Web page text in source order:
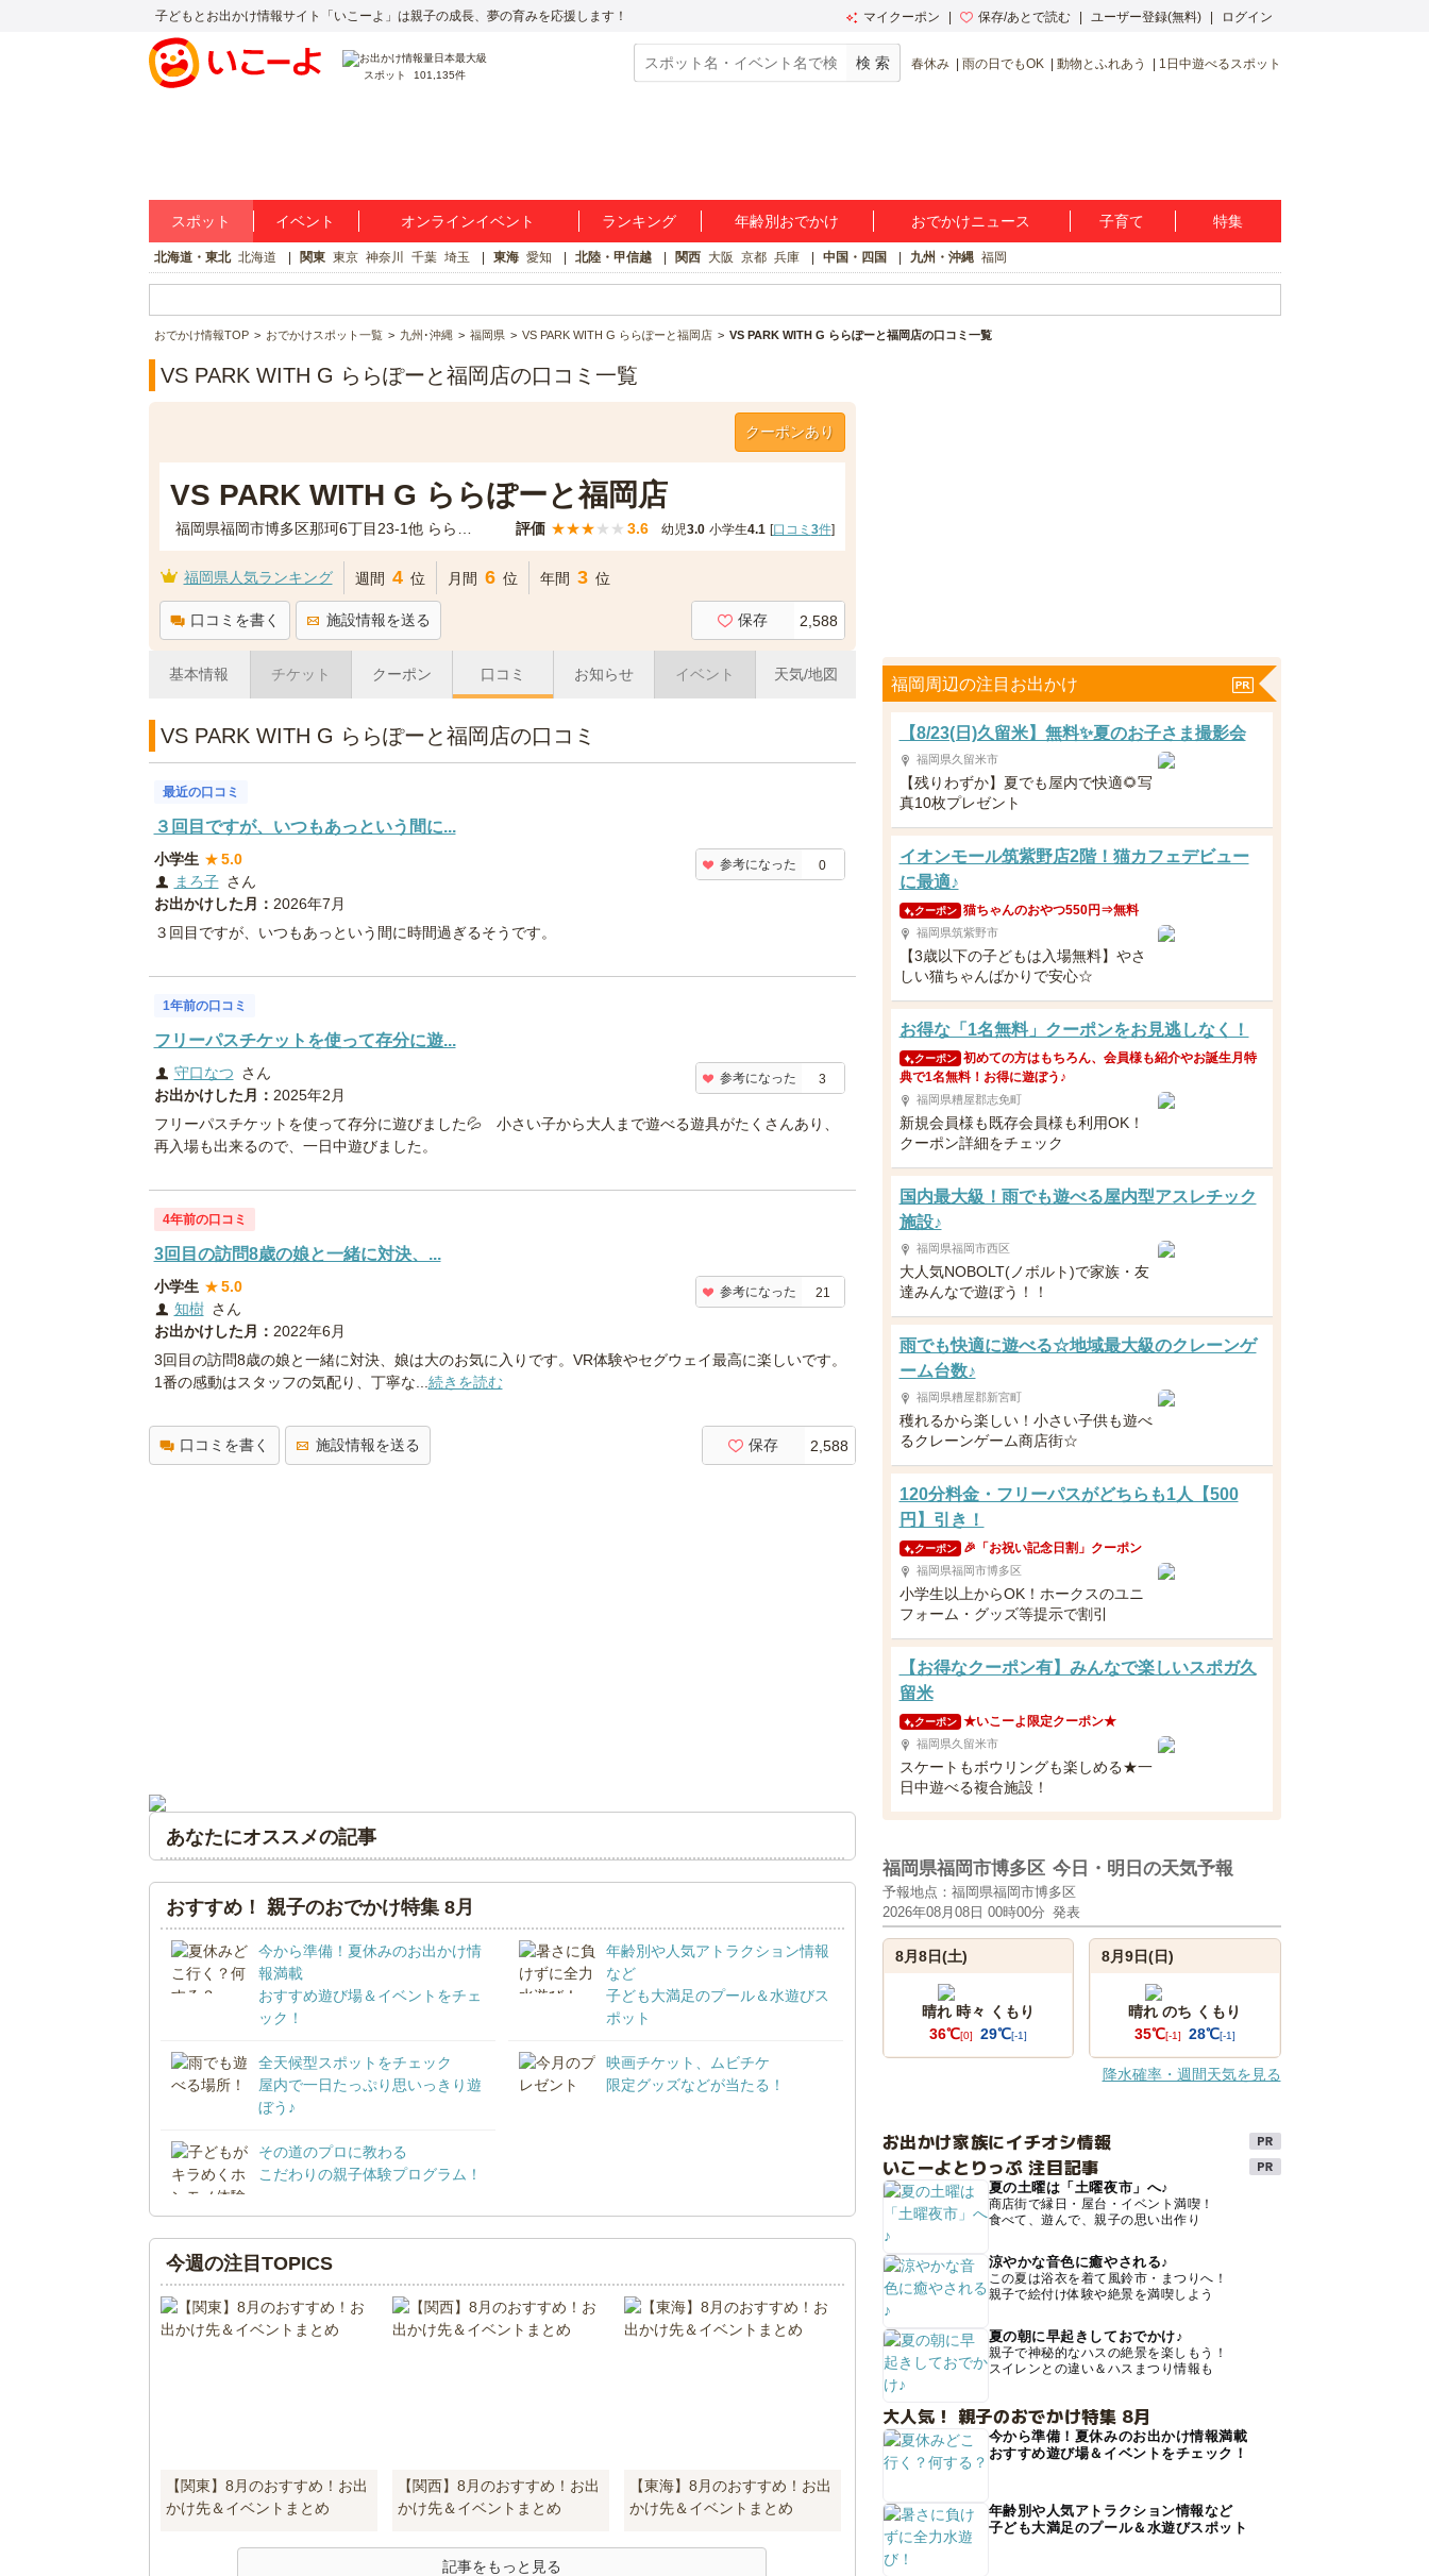
子どもとお出かけ情報サイト「いこーよ」は親子の成長、夢の育みを応援します！ マイクーポン 保存/あとで読む ユーザー登録(無料) ログイン
スポット 101,135件
春休み 雨の日でもOK 動物とふれあう 1日中遊べるスポット
スポット イベント オンラインイベント ランキング 年齢別おでかけ おでかけニュース 子育て 特集
北海道・東北 北海道 関東 東京 神奈川 千葉 埼玉 東海 愛知 北陸・甲信越 関西 大阪 京都 兵庫 中国・四国 九州・沖縄 福岡
おでかけ情報TOP おでかけスポット一覧 九州･沖縄 福岡県 VS PARK WITH G ららぽーと福岡店 VS PARK WITH G ららぽーと福岡店の口コミ一覧
VS PARK WITH G ららぽーと福岡店の口コミ一覧
クーポンあり
VS PARK WITH G ららぽーと福岡店
評価 ★★★★ ★ 3.6 幼児3.0 小学生4.1 [口コミ 3件]
福岡県人気ランキング 週間 4 位 月間 6 位 年間 3 位
口コミを書く 施設情報を送る 保存 2,588
基本情報 チケット クーポン 口コミ お知らせ イベント 天気/地図
VS PARK WITH G ららぽーと福岡店の口コミ
最近の口コミ
３回目ですが、いつもあっという間に...
小学生 ★5.0
まろ子 さん
お出かけした月： 2026年7月
参考になった 0
３回目ですが、いつもあっという間に時間過ぎるそうです。
1年前の口コミ
フリーパスチケットを使って存分に遊...
守口なつ さん
お出かけした月： 2025年2月
参考になった 3
フリーパスチケットを使って存分に遊びました💦 小さい子から大人まで遊べる遊具がたくさんあり、
再入場も出来るので、一日中遊びました。
4年前の口コミ
3回目の訪問8歳の娘と一緒に対決、...
小学生 ★5.0
知樹 さん
お出かけした月： 2022年6月
参考になった 21
3回目の訪問8歳の娘と一緒に対決、娘は大のお気に入りです。VR体験やセグウェイ最高に楽しいです。
1番の感動はスタッフの気配り、丁寧な... 続きを読む
口コミを書く 施設情報を送る 保存 2,588
あなたにオススメの記事
おすすめ！ 親子のおでかけ特集 8月
今から準備！夏休みのお出かけ情
報満載
おすすめ遊び場＆イベントをチェ
ック！
年齢別や人気アトラクション情報
など
子ども大満足のプール＆水遊びス
ポット
全天候型スポットをチェック
屋内で一日たっぷり思いっきり遊
ぼう♪
映画チケット、ムビチケ
限定グッズなどが当たる！
その道のプロに教わる
こだわりの親子体験プログラム！
今週の注目TOPICS
【関東】8月のおすすめ！お出
かけ先＆イベントまとめ
【関西】8月のおすすめ！お出
かけ先＆イベントまとめ
【東海】8月のおすすめ！お出
かけ先＆イベントまとめ
記事をもっと見る
福岡周辺の注目お出かけ
【8/23(日)久留米】無料✨夏のお子さま撮影会
福岡県久留米市
【残りわずか】夏でも屋内で快適🌻写
真10枚プレゼント
イオンモール筑紫野店2階！猫カフェデビュー
に最適♪
クーポン 猫ちゃんのおやつ550円⇒無料
福岡県筑紫野市
【3歳以下の子どもは入場無料】やさ
しい猫ちゃんばかりで安心☆
お得な「1名無料」クーポンをお見逃しなく！
クーポン 初めての方はもちろん、会員様も紹介やお誕生月特
典で1名無料！お得に遊ぼう♪
福岡県糟屋郡志免町
新規会員様も既存会員様も利用OK！
クーポン詳細をチェック
国内最大級！雨でも遊べる屋内型アスレチック
施設♪
福岡県福岡市西区
大人気NOBOLT(ノボルト)で家族・友
達みんなで遊ぼう！！
雨でも快適に遊べる☆地域最大級のクレーンゲ
ーム台数♪
福岡県糟屋郡新宮町
穫れるから楽しい！小さい子供も遊べ
るクレーンゲーム商店街☆
120分料金・フリーパスがどちらも1人【500
円】引き！
クーポン 🎉「お祝い記念日割」クーポン
福岡県福岡市博多区
小学生以上からOK！ホークスのユニ
フォーム・グッズ等提示で割引
【お得なクーポン有】みんなで楽しいスポガ久
留米
クーポン ★いこーよ限定クーポン★
福岡県久留米市
スケートもボウリングも楽しめる★一
日中遊べる複合施設！
福岡県福岡市博多区 今日・明日の天気予報
予報地点：福岡県福岡市博多区
2026年08月08日 00時00分 発表
8月8日(土)
晴れ 時々 くもり
36℃[0] 29℃[-1]
8月9日(日)
晴れ のち くもり
35℃[-1] 28℃[-1]
降水確率・週間天気を見る
お出かけ家族にイチオシ情報
いこーよとりっぷ 注目記事
夏の土曜は「土曜夜市」へ♪
商店街で縁日・屋台・イベント満喫！
食べて、遊んで、親子の思い出作り
涼やかな音色に癒やされる♪
この夏は浴衣を着て風鈴市・まつりへ！
親子で絵付け体験や絶景を満喫しよう
夏の朝に早起きしておでかけ♪
親子で神秘的なハスの絶景を楽しもう！
スイレンとの違い＆ハスまつり情報も
大人気！ 親子のおでかけ特集 8月
今から準備！夏休みのお出かけ情報満載
おすすめ遊び場＆イベントをチェック！
年齢別や人気アトラクション情報など
子ども大満足のプール＆水遊びスポット